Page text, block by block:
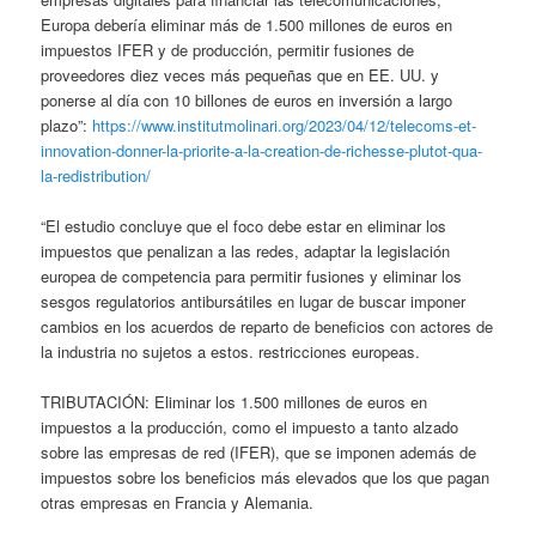
Europa debería eliminar más de 1.500 millones de euros en
impuestos IFER y de producción, permitir fusiones de
proveedores diez veces más pequeñas que en EE. UU. y
ponerse al día con 10 billones de euros en inversión a largo
plazo”: https://www.institutmolinari.org/2023/04/12/telecoms-et-
innovation-donner-la-priorite-a-la-creation-de-richesse-plutot-qua-
la-redistribution/
“El estudio concluye que el foco debe estar en eliminar los
impuestos que penalizan a las redes, adaptar la legislación
europea de competencia para permitir fusiones y eliminar los
sesgos regulatorios antibursátiles en lugar de buscar imponer
cambios en los acuerdos de reparto de beneficios con actores de
la industria no sujetos a estos. restricciones europeas.
TRIBUTACIÓN: Eliminar los 1.500 millones de euros en
impuestos a la producción, como el impuesto a tanto alzado
sobre las empresas de red (IFER), que se imponen además de
impuestos sobre los beneficios más elevados que los que pagan
otras empresas en Francia y Alemania.